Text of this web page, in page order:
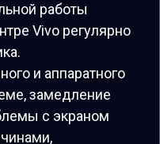
работы
Vivo регулярно
и аппаратного
замедление
с экраном